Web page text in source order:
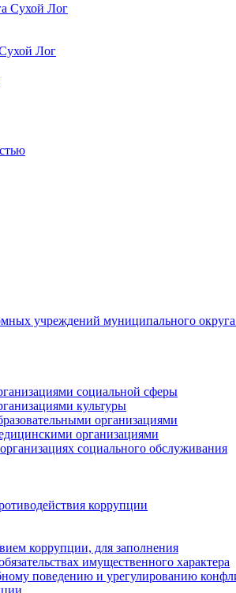
Сухой Лог
Лог
учреждений муниципального
социальной сферы
культуры
организациями
организациями
социального обслуживания
коррупции
коррупции, для заполнения
имущественного характера
поведению и урегулированию